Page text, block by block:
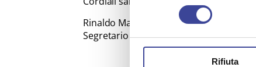
consenso
Rifiuta
Rinaldo Mario Redaelli
Segretario Generale Anci Lombardia